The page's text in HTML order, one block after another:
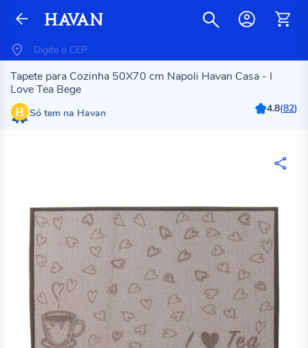
Tapete para Cozinha 50X70 cm Napoli Havan Casa - I
Love Tea Bege
Só tem na Havan 4.8(82)